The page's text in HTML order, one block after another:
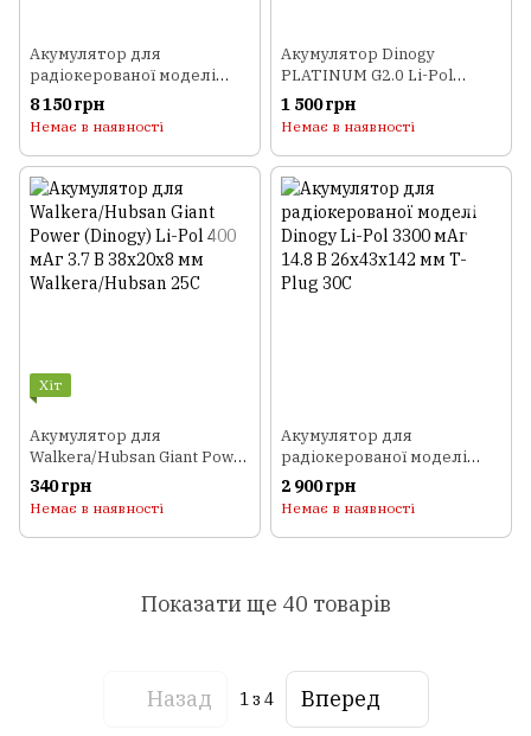
Акумулятор для
радіокерованої моделі
Dinogy Li-Pol 11000 мАг
14.8 В 190х59х38 мм T-Plug
8 150 грн
Немає в наявності
Акумулятор Dinogy
PLATINUM G2.0 Li-Pol
1300mAh 14.8V 4S 130C
XT60
1 500 грн
Немає в наявності
Хіт
Акумулятор для
Walkera/Hubsan Giant Power
(Dinogy) Li-Pol 400 мАг 3.7 В
38x20x8 мм Walkera/Hubsan
340 грн
Немає в наявності
Акумулятор для
радіокерованої моделі
Dinogy Li-Pol 3300 мАг 14.8
В 26x43x142 мм T-Plug 30C
2 900 грн
Немає в наявності
Показати ще 40 товарів
Назад 1з 4 Вперед